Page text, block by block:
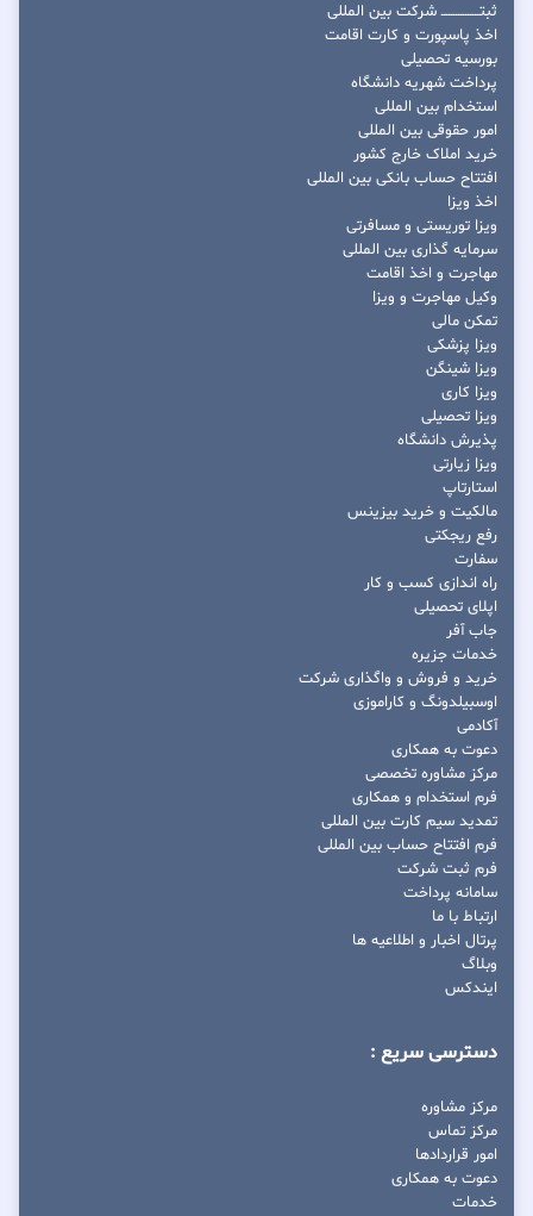
ثبتــــــــــــــــ شرکت بین المللی
اخذ پاسپورت و کارت اقامت
بورسیه تحصیلی
پرداخت شهریه دانشگاه
استخدام بین المللی
امور حقوقی بین المللی
خرید املاک خارج کشور
افتتاح حساب بانکی بین المللی
اخذ ویزا
ویزا توریستی و مسافرتی
سرمایه گذاری بین المللی
مهاجرت و اخذ اقامت
وکیل مهاجرت و ویزا
تمکن مالی
ویزا پزشکی
ویزا شینگن
ویزا کاری
ویزا تحصیلی
پذیرش دانشگاه
ویزا زیارتی
استارتاپ
مالکیت و خرید بیزینس
رفع ریجکتی
سفارت
راه اندازی کسب و کار
اپلای تحصیلی
جاب آفر
خدمات جزیره
خرید و فروش و واگذاری شرکت
اوسبیلدونگ و کاراموزی
آکادمی
دعوت به همکاری
مرکز مشاوره تخصصی
فرم استخدام و همکاری
تمدید سیم کارت بین المللی
فرم افتتاح حساب بین المللی
فرم ثبت شرکت
سامانه پرداخت
ارتباط با ما
پرتال اخبار و اطلاعیه ها
وبلاگ
ایندکس
دسترسی سریع :
مرکز مشاوره
مرکز تماس
امور قراردادها
دعوت به همکاری
خدمات